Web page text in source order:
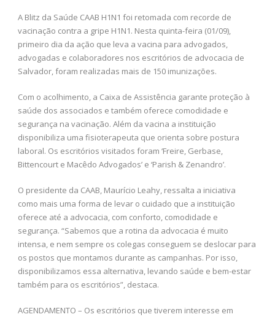
A Blitz da Saúde CAAB H1N1 foi retomada com recorde de
vacinação contra a gripe H1N1. Nesta quinta-feira (01/09),
primeiro dia da ação que leva a vacina para advogados,
advogadas e colaboradores nos escritórios de advocacia de
Salvador, foram realizadas mais de 150 imunizações.
Com o acolhimento, a Caixa de Assistência garante proteção à
saúde dos associados e também oferece comodidade e
segurança na vacinação. Além da vacina a instituição
disponibiliza uma fisioterapeuta que orienta sobre postura
laboral. Os escritórios visitados foram ‘Freire, Gerbase,
Bittencourt e Macêdo Advogados’ e ‘Parish & Zenandro’.
O presidente da CAAB, Maurício Leahy, ressalta a iniciativa
como mais uma forma de levar o cuidado que a instituição
oferece até a advocacia, com conforto, comodidade e
segurança. “Sabemos que a rotina da advocacia é muito
intensa, e nem sempre os colegas conseguem se deslocar para
os postos que montamos durante as campanhas. Por isso,
disponibilizamos essa alternativa, levando saúde e bem-estar
também para os escritórios”, destaca.
AGENDAMENTO – Os escritórios que tiverem interesse em